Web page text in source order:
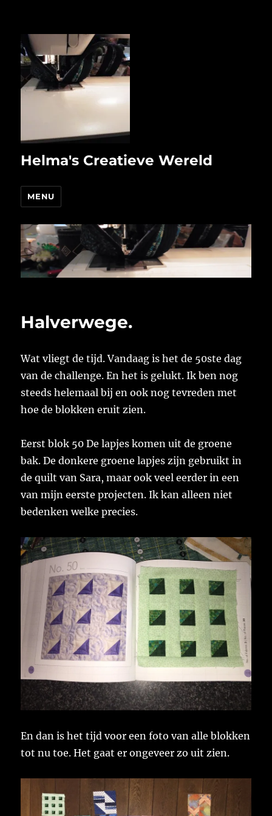
Helma's Creatieve Wereld
MENU
Halverwege.
Wat vliegt de tijd. Vandaag is het de 50ste dag
van de challenge. En het is gelukt. Ik ben nog
steeds helemaal bij en ook nog tevreden met
hoe de blokken eruit zien.
Eerst blok 50 De lapjes komen uit de groene
bak. De donkere groene lapjes zijn gebruikt in
de quilt van Sara, maar ook veel eerder in een
van mijn eerste projecten. Ik kan alleen niet
bedenken welke precies.
En dan is het tijd voor een foto van alle blokken
tot nu toe. Het gaat er ongeveer zo uit zien.